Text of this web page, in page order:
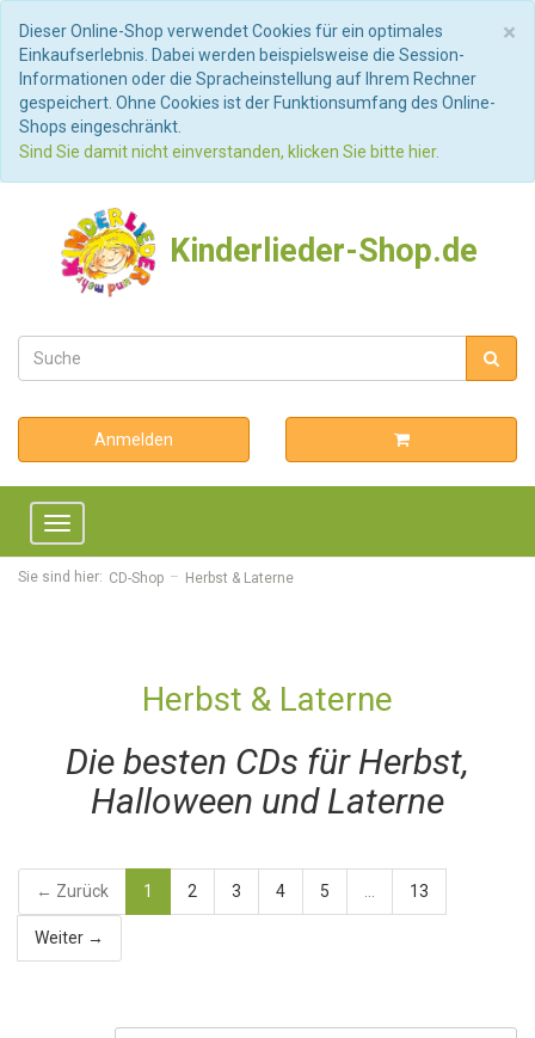
×
Dieser Online-Shop verwendet Cookies für ein optimales
Einkaufserlebnis. Dabei werden beispielsweise die Session-
Informationen oder die Spracheinstellung auf Ihrem Rechner
gespeichert. Ohne Cookies ist der Funktionsumfang des Online-
Shops eingeschränkt.
Sind Sie damit nicht einverstanden, klicken Sie bitte hier.
Kinderlieder-Shop.de
Anmelden
Toggle
navigation
Sie sind hier: CD-Shop Herbst & Laterne
Herbst & Laterne
Die besten CDs für Herbst,
Halloween und Laterne
← Zurück 1 2 3 4 5 13
Weiter →